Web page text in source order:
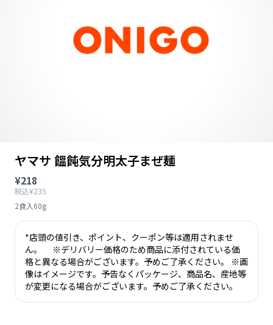
ヤマサ 饂飩気分明太子まぜ麺
¥218
税込¥235
2食入60g
*店頭の値引き、ポイント、クーポン等は適用されませ
ん。 ※デリバリー価格のため商品に添付されている価
格と異なる場合がございます。予めご了承ください。 ※画
像はイメージです。予告なくパッケージ、商品名、産地等
が変更になる場合がございます。予めご了承ください。